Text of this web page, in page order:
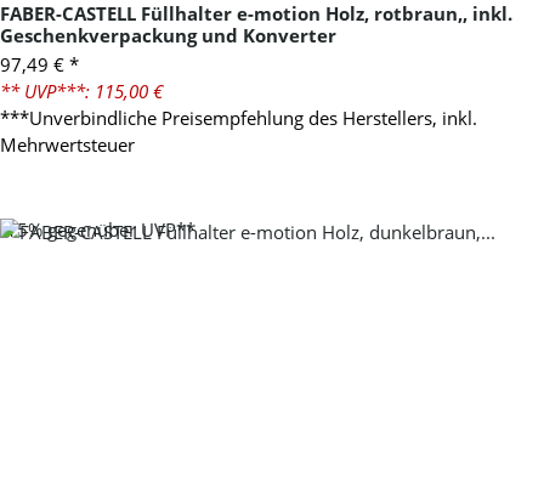
FABER-CASTELL Füllhalter e-motion Holz, rotbraun,, inkl.
Geschenkverpackung und Konverter
97,49 € *
** UVP***: 115,00 €
***Unverbindliche Preisempfehlung des Herstellers, inkl.
Mehrwertsteuer
-15%gegenüber UVP**